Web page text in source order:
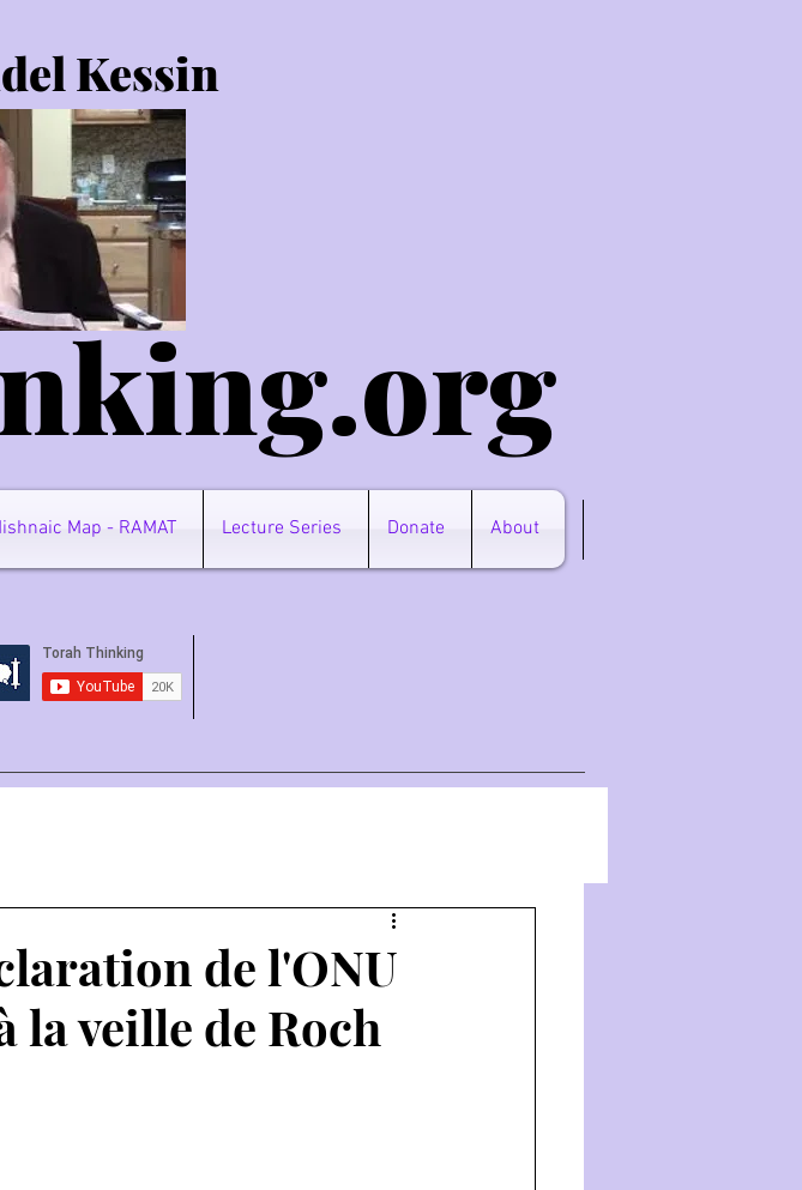
Kessin
rg
Map - RAMAT Lecture Series Donate About
de l'ONU
la veille de Roch